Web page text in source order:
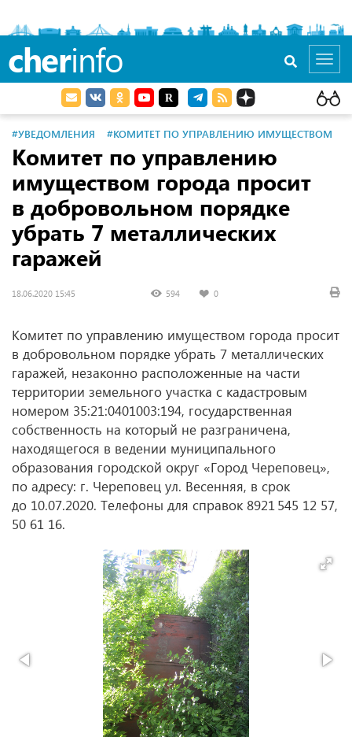
cherinfo
#УВЕДОМЛЕНИЯ #КОМИТЕТ ПО УПРАВЛЕНИЮ ИМУЩЕСТВОМ
Комитет по управлению
имуществом города просит
в добровольном порядке
убрать 7 металлических
гаражей
18.06.2020 15:45 594 0
Комитет по управлению имуществом города просит
в добровольном порядке убрать 7 металлических
гаражей, незаконно расположенные на части
территории земельного участка с кадастровым
номером 35:21:0401003:194, государственная
собственность на который не разграничена,
находящегося в ведении муниципального
образования городской округ «Город Череповец»,
по адресу: г. Череповец ул. Весенняя, в срок
до 10.07.2020. Телефоны для справок 8921 545 12 57,
50 61 16.